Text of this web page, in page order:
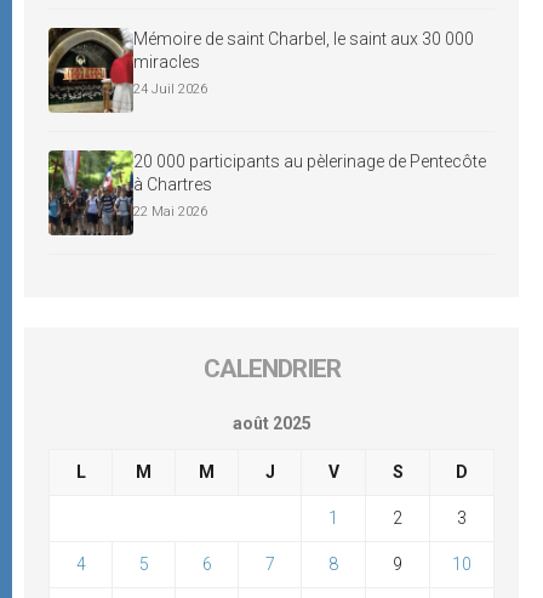
Mémoire de saint Charbel, le saint aux 30 000
miracles
24 Juil 2026
20 000 participants au pèlerinage de Pentecôte
à Chartres
22 Mai 2026
CALENDRIER
août 2025
L M M J V S D
1 2 3
4 5 6 7 8 9 10